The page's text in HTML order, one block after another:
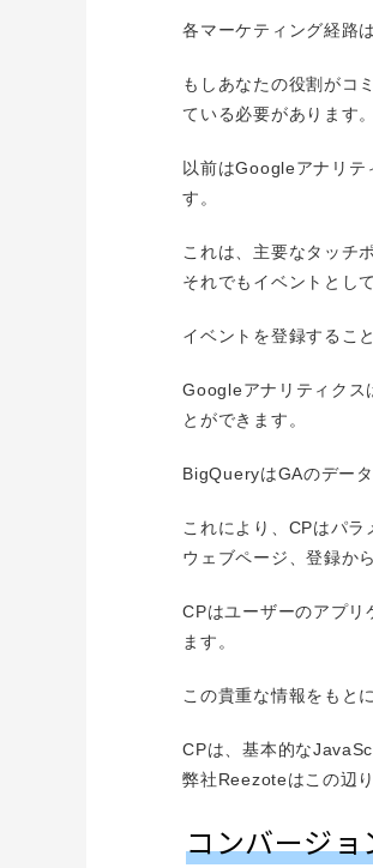
各マーケティング経路
もしあなたの役割がコ
ている必要があります
以前はGoogleアナリテ
す。
これは、主要なタッチ
それでもイベントとし
イベントを登録するこ
Googleアナリティクス
とができます。
BigQueryはGAのデー
これにより、CPはパ
ウェブページ、登録か
CPはユーザーのアプリ
ます。
この貴重な情報をもと
CPは、基本的な
弊社Reezoteはこの辺
コンバージ